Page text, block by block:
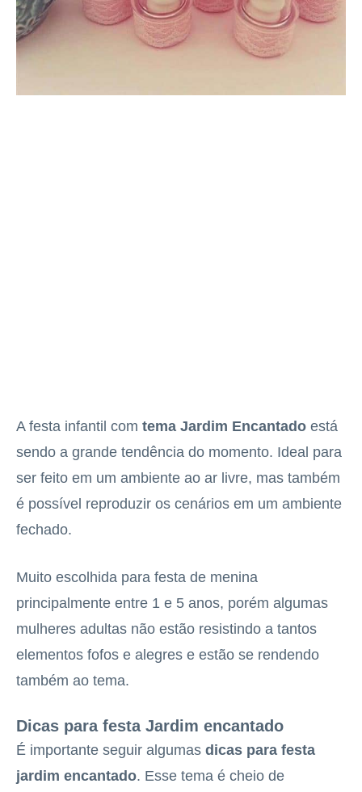
A festa infantil com tema Jardim Encantado está
sendo a grande tendência do momento. Ideal para
ser feito em um ambiente ao ar livre, mas também
é possível reproduzir os cenários em um ambiente
fechado.
Muito escolhida para festa de menina
principalmente entre 1 e 5 anos, porém algumas
mulheres adultas não estão resistindo a tantos
elementos fofos e alegres e estão se rendendo
também ao tema.
Dicas para festa Jardim encantado
É importante seguir algumas dicas para festa
jardim encantado. Esse tema é cheio de